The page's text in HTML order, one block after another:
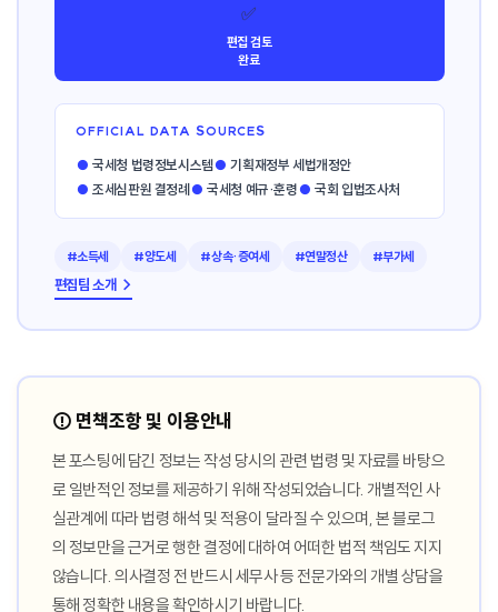
✅
편집 검토
완료
OFFICIAL DATA SOURCES
● 국세청 법령정보시스템● 기획재정부 세법개정안
● 조세심판원 결정례 ● 국세청 예규·훈령● 국회 입법조사처
#소득세 #양도세 #상속·증여세 #연말정산 #부가세
편집팀 소개 →
⚠️ 면책조항 및 이용안내
본 포스팅에 담긴 정보는 작성 당시의 관련 법령 및 자료를 바탕으
로 일반적인 정보를 제공하기 위해 작성되었습니다. 개별적인 사
실관계에 따라 법령 해석 및 적용이 달라질 수 있으며, 본 블로그
의 정보만을 근거로 행한 결정에 대하여 어떠한 법적 책임도 지지
않습니다. 의사결정 전 반드시 세무사 등 전문가와의 개별 상담을
통해 정확한 내용을 확인하시기 바랍니다.